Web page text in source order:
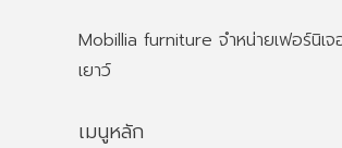
Mobillia furniture จำหน่ายเฟอร์นิเ
เยาว์
เมนูหลัก